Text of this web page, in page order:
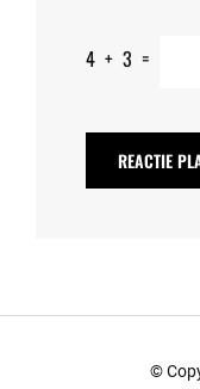
4 + 3 =
©